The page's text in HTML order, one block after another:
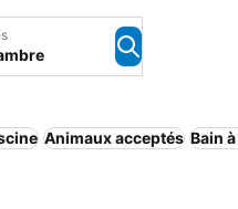
Animaux acceptés Bain